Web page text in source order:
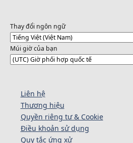
Thay đổi ngôn ngữ
Múi giờ của bạn
Liên hệ
Thương hiệu
Quyền riêng tư & Cookie
Điều khoản sử dụng
Quy tắc ứng xử